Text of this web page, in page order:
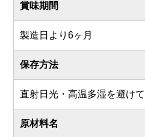
賞味期間
製造日より6ヶ月
保存方法
直射日光・高温多湿を避け
原材料名